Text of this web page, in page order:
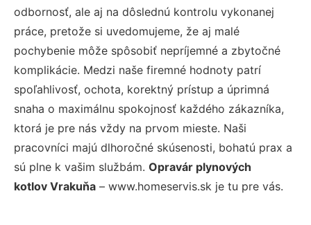
odbornosť, ale aj na dôslednú kontrolu vykonanej
práce, pretože si uvedomujeme, že aj malé
pochybenie môže spôsobiť nepríjemné a zbytočné
komplikácie. Medzi naše firemné hodnoty patrí
spoľahlivosť, ochota, korektný prístup a úprimná
snaha o maximálnu spokojnosť každého zákazníka,
ktorá je pre nás vždy na prvom mieste. Naši
pracovníci majú dlhoročné skúsenosti, bohatú prax a
sú plne k vašim službám. Opravár plynových
kotlov Vrakuňa – www.homeservis.sk je tu pre vás.